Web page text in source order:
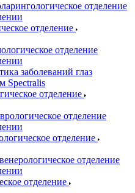
отделение
отделение
отделение
заболеваний глаз
Spectralis
отделение
отделение
отделение
отделение
отделение